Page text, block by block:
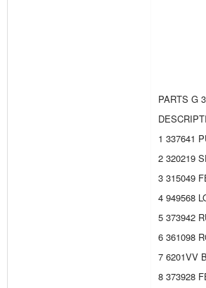
PARTS G
1 337641
2 320219
3 315049
4 949568
5 373942
6 361098
7 6201VV
8 373928